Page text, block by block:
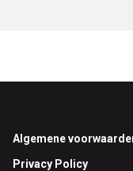
Footer
Algemene
Privacy Policy